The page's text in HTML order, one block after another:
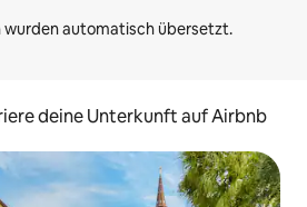
deine Unterkunft auf Airbnb